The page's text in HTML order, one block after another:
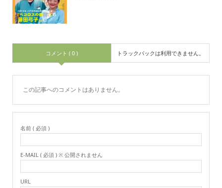
コメント ( 0 ) トラックバックは利用できません。
この記事へのコメントはありません。
名前 ( 必須 )
E-MAIL ( 必須 ) ※ 公開されません
URL